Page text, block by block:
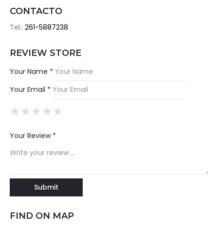
CONTACTO
Tel.: 261-5887238
REVIEW STORE
Your Name *
Your Email *
★
★★
★★★
★★★★
★★★★★
Your Review *
FIND ON MAP